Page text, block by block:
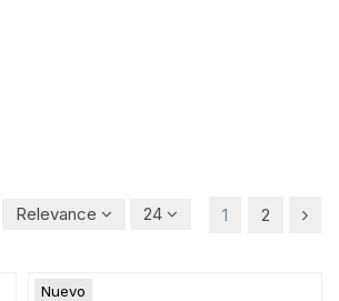
Relevance 24 1 2
Nuevo